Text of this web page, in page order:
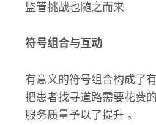
监管挑战也随之而来
符号组合与互动
有意义的符号组合构成了
把患者找寻道路需要花费
服务质量予以了提升 。